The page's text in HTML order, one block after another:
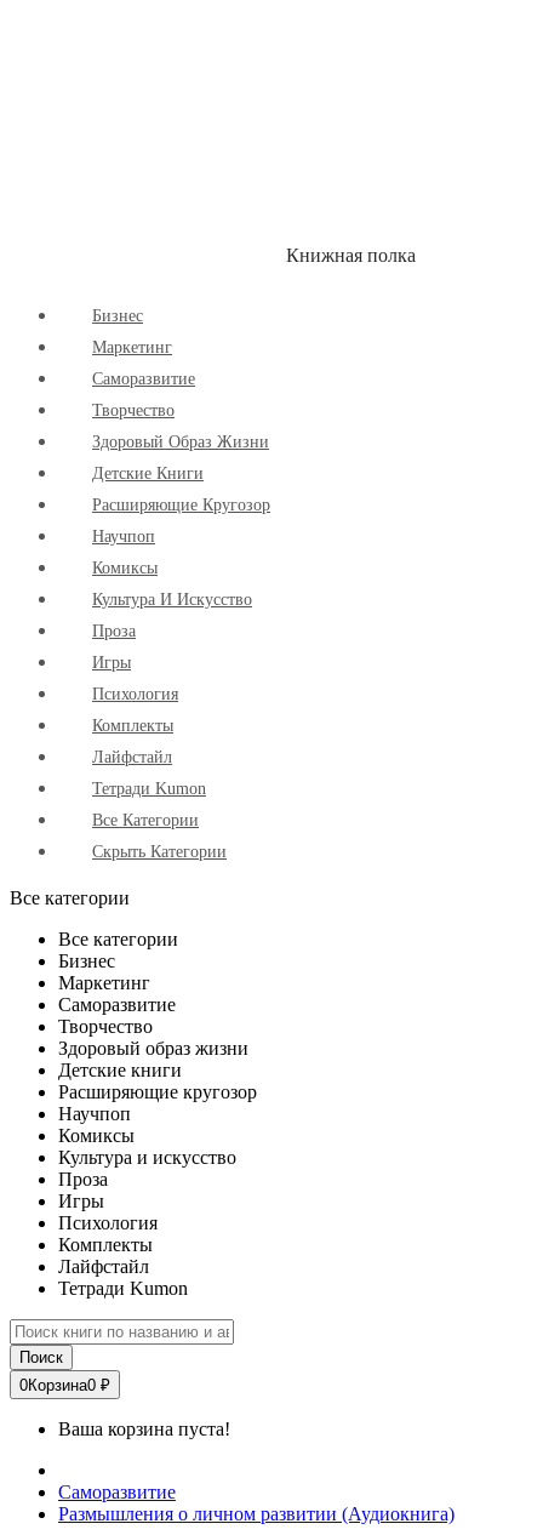
Книжная полка
Бизнес
Маркетинг
Cаморазвитие
Творчество
Здоровый Образ Жизни
Детские Книги
Расширяющие Кругозор
Научпоп
Комиксы
Культура И Искусство
Проза
Игры
Психология
Комплекты
Лайфстайл
Тетради Kumon
Все Категории
Скрыть Категории
Все категории
Все категории
Бизнес
Маркетинг
Саморазвитие
Творчество
Здоровый образ жизни
Детские книги
Расширяющие кругозор
Научпоп
Комиксы
Культура и искусство
Проза
Игры
Психология
Комплекты
Лайфстайл
Тетради Kumon
Поиск
0Корзина0 ₽
Ваша корзина пуста!
Саморазвитие
Размышления о личном развитии (Аудиокнига)